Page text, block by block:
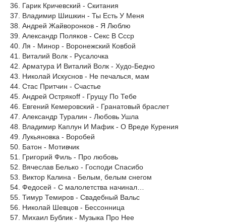
36. Гарик Кричевский - Скитания
37. Владимир Шишкин - Ты Есть У Меня
38. Андрей Жайворонков - Я Люблю
39. Александр Поляков - Секс В Ссср
40. Ля - Минор - Воронежский Ковбой
41. Виталий Волк - Русалочка
42. Арматура И Виталий Волк - Худо-Бедно
43. Николай Искуснов - Не печалься, мам
44. Стас Притчин - Счастье
45. Андрей Острякоff - Грущу По Тебе
46. Евгений Кемеровский - Гранатовый браслет
47. Александр Туралин - Любовь Ушла
48. Владимир Каплун И Мафик - О Вреде Курения
49. Лукьяновка - Воробей
50. Батон - Мотивчик
51. Григорий Филь - Про любовь
52. Вячеслав Белько - Господи Спасибо
53. Виктор Калина - Белым, белым снегом
54. Федосей - С малолетства начинал…
55. Тимур Темиров - Свадебный Вальс
56. Николай Шевцов - Бессонница
57. Михаил Бублик - Музыка Про Нее